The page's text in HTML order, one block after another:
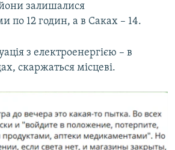
залишалися
по 12 годин, а в Саках – 14.
з електроенергією – в
скаржаться місцеві.